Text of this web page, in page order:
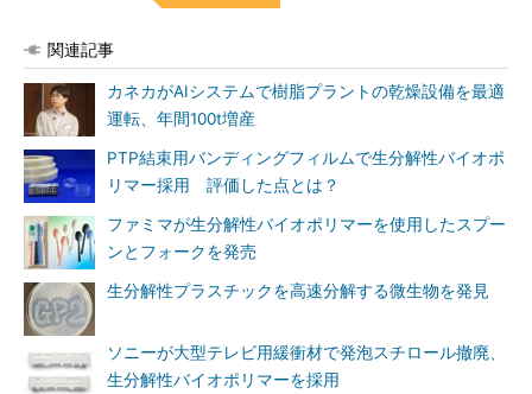
関連記事
カネカがAIシステムで樹脂プラントの乾燥設備を最適
運転、年間100t増産
PTP結束用バンディングフィルムで生分解性バイオポ
リマー採用 評価した点とは？
ファミマが生分解性バイオポリマーを使用したスプー
ンとフォークを発売
生分解性プラスチックを高速分解する微生物を発見
ソニーが大型テレビ用緩衝材で発泡スチロール撤廃、
生分解性バイオポリマーを採用